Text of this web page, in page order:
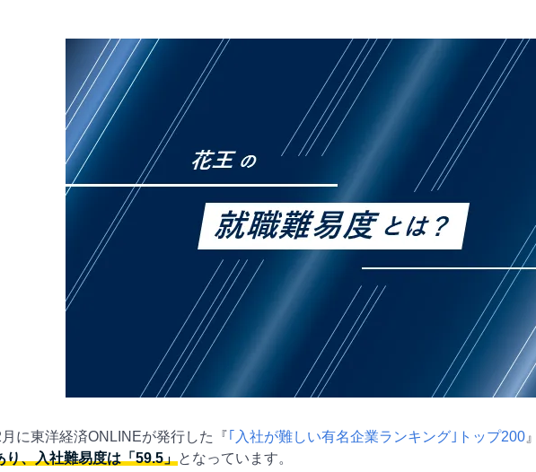
に東洋経済ONLINEが発行した『｢入社が難しい有名企業ランキング｣トップ200
り、入社難易度は「59.5」となっています。